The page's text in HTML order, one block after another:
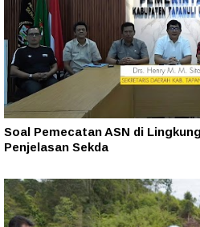
Soal Pemecatan ASN di
Penjelasan Sekda